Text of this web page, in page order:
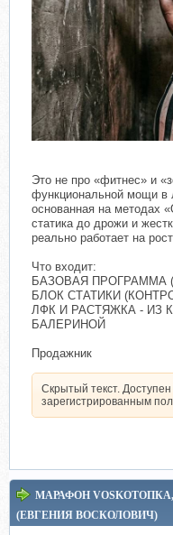
Это не про «фитнес» и
функциональной мощи в
основанная на методах
статика до дрожи и
реально работает на
Что входит:
БАЗОВАЯ ПРОГРАММА
БЛОК СТАТИКИ
ЛФК И РАСТЯЖКА - ИЗ
БАЛЕРИНОЙ
Продажник
Скрытый текст. Доступен
зарегистрированным
МАРАФОН
(ЕВГЕНИЯ ВОСКОЛОВИЧ)